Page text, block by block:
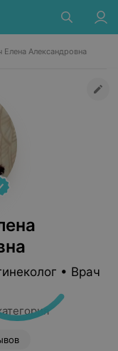
Елена Александровна
• Врач